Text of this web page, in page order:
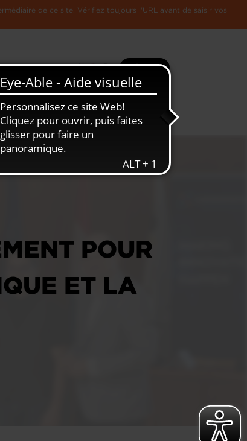
de ce site. Vérifiez toujours l'URL avant de saisir vos
Recherche Plus
L'Economie
POUR
ET LA